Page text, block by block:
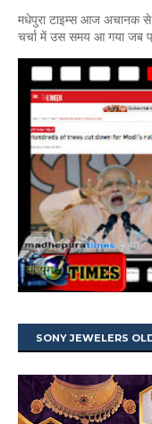
मधेपुरा टाइम्स आज अचानक
चर्चा में उस समय आ गया जब
SONY JEWELERS